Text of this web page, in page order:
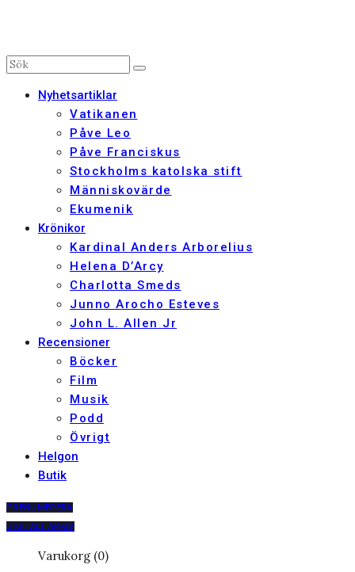
Nyhetsartiklar
Vatikanen
Påve Leo
Påve Franciskus
Stockholms katolska stift
Människovärde
Ekumenik
Krönikor
Kardinal Anders Arborelius
Helena D’Arcy
Charlotta Smeds
Junno Arocho Esteves
John L. Allen Jr
Recensioner
Böcker
Film
Musik
Podd
Övrigt
Helgon
Butik
PRENUMERERA
DIGITALT ARKIV
Varukorg (0)